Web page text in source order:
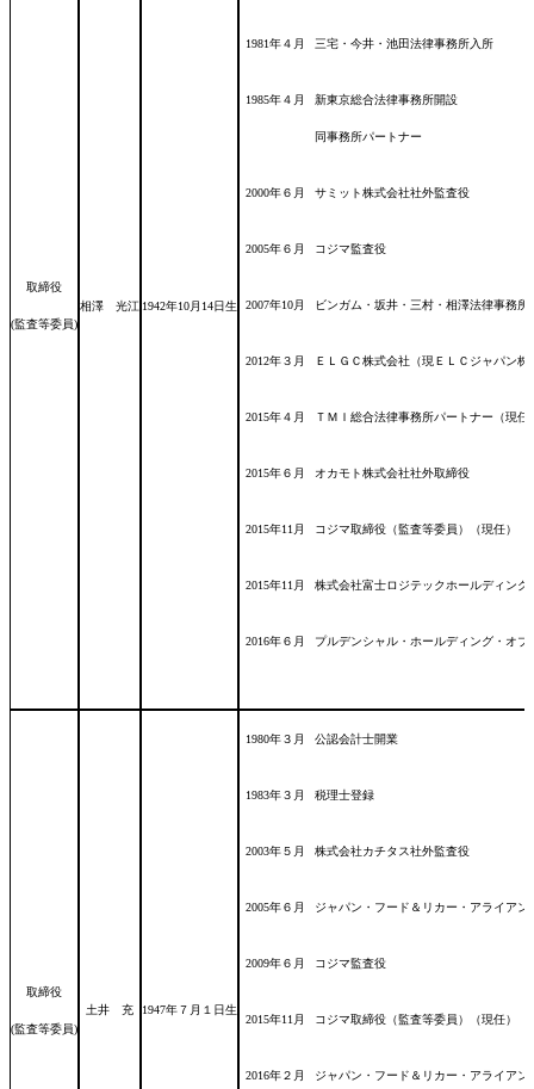
取締役
(監査等委員)
相澤 光江 1942年10月14日生
1981年４月 三宅・今井・池田法律事務所入所
1985年４月 新東京総合法律事務所開設
同事務所パートナー
2000年６月 サミット株式会社社外監査役
2005年６月 コジマ監査役
2007年10月 ビンガム・坂井・三村・相澤法律事務
2012年３月 ＥＬＧＣ株式会社（現ＥＬＣジャパン
2015年４月 ＴＭＩ総合法律事務所パートナー（現任
2015年６月 オカモト株式会社社外取締役
2015年11月 コジマ取締役（監査等委員）（現任）
2015年11月 株式会社富士ロジテックホールディング
2016年６月 プルデンシャル・ホールディング・オ
取締役
(監査等委員)
土井 充 1947年７月１日生
1980年３月 公認会計士開業
1983年３月 税理士登録
2003年５月 株式会社カチタス社外監査役
2005年６月 ジャパン・フード＆リカー・アライア
2009年６月 コジマ監査役
2015年11月 コジマ取締役（監査等委員）（現任）
2016年２月 ジャパン・フード＆リカー・アライア